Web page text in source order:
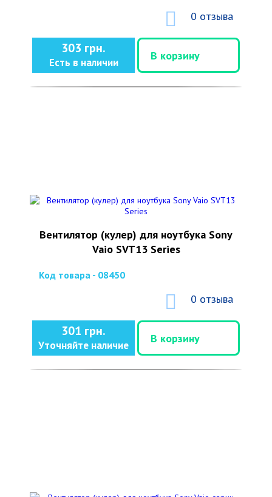
0 отзыва
303 грн.
Есть в наличии
В корзину
Вентилятор (кулер) для ноутбука Sony
Vaio SVT13 Series
Код товара - 08450
0 отзыва
301 грн.
Уточняйте наличие
В корзину